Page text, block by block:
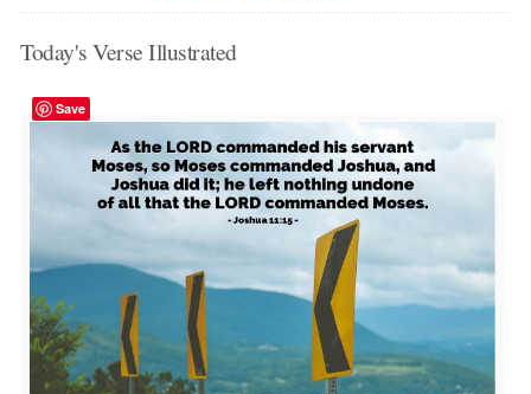
Today's Verse Illustrated
Save